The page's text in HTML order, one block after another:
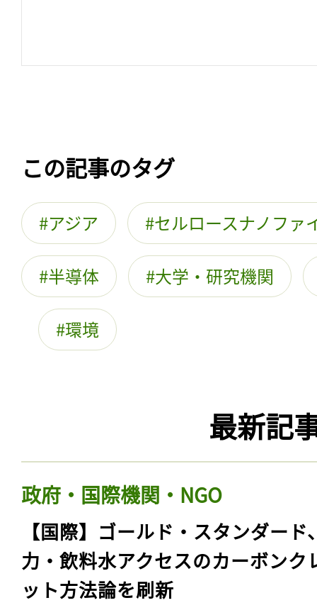
この記事のタグ
アジア セルロースナノファ
半導体 大学・研究機関
環境
最新記
政府・国際機関・NGO
【国際】ゴールド・スタンダード
力・飲料水アクセスのカーボンク
ット方法論を刷新